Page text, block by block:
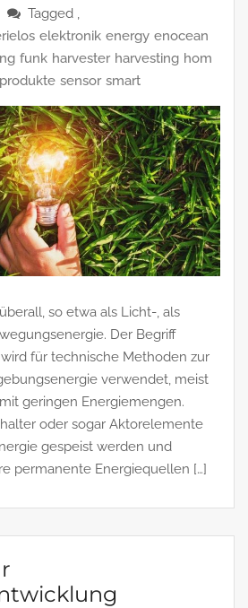
Tagged ,
elektronik energy enocean
funk harvester harvesting hom
produkte sensor smart
so etwa als Licht-, als
Der Begriff
wird für technische Methoden zur
verwendet, meist
geringen Energiemengen.
oder sogar Aktorelemente
gespeist werden und
permanente Energiequellen […]